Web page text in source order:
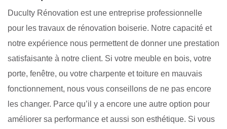
Duculty Rénovation est une entreprise professionnelle
pour les travaux de rénovation boiserie. Notre capacité et
notre expérience nous permettent de donner une prestation
satisfaisante à notre client. Si votre meuble en bois, votre
porte, fenêtre, ou votre charpente et toiture en mauvais
fonctionnement, nous vous conseillons de ne pas encore
les changer. Parce qu’il y a encore une autre option pour
améliorer sa performance et aussi son esthétique. Si vous